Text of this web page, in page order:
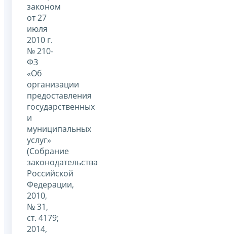
законом
от 27
июля
2010 г.
№ 210-
ФЗ
«Об
организации
предоставления
государственных
и
муниципальных
услуг»
(Собрание
законодательства
Российской
Федерации,
2010,
№ 31,
ст. 4179;
2014,